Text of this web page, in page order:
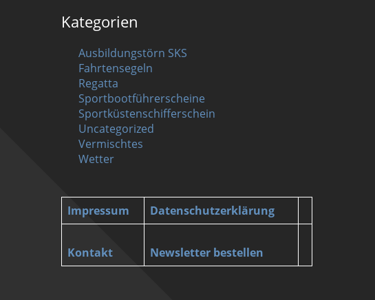
Kategorien
Ausbildungstörn SKS
Fahrtensegeln
Regatta
Sportbootführerscheine
Sportküstenschifferschein
Uncategorized
Vermischtes
Wetter
Impressum Datenschutzerklärung
Kontakt Newsletter bestellen